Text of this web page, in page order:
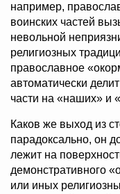
например,
воинских частей
невольной
религиозных
православное
автоматически
части на «наших» и
Каков же выход из
парадоксально, он
лежит на
демонстративного
или иных